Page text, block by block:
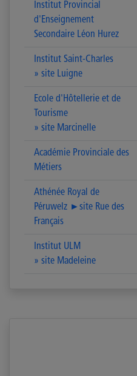
Institut Provincial
d'Enseignement
Secondaire Léon Hurez
Institut Saint-Charles
» site Luigne
Ecole d'Hôtellerie et de
Tourisme
» site Marcinelle
Académie Provinciale des
Métiers
Athénée Royal de
Péruwelz ►site Rue des
Français
Institut ULM
» site Madeleine